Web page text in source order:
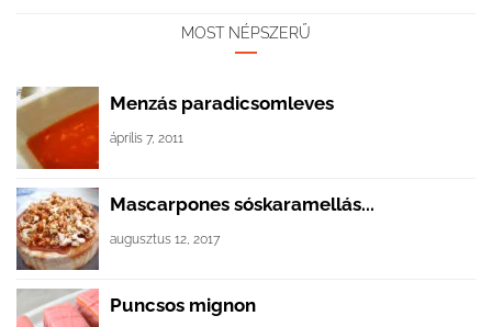
MOST NÉPSZERŰ
Menzás paradicsomleves
április 7, 2011
Mascarpones sóskaramellás...
augusztus 12, 2017
Puncsos mignon